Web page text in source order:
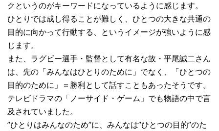
クというのがキーワードになっているように感じます。
ひとりでは成し得ることが難しく、ひとつの大きな共通の
目的に向かって行動する、というイメージが強いように感
じます。
また、ラグビー選手・監督として有名な故・平尾誠二さん
は、先の「みんなはひとりのために」でなく、「ひとつの
目的のために」＝勝利として話すこともあったそうです。
テレビドラマの「ノーサイド・ゲーム」でも物語の中で言
及されていました。
”ひとりはみんなのため”に、みんなは”ひとつの目的”のた